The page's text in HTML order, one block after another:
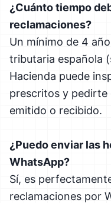
¿Cuánto tiempo
reclamaciones?
Un mínimo de 4
tributaria española
Hacienda puede
prescritos y pedirte
emitido o recibido.
¿Puedo enviar las
WhatsApp?
Sí, es
reclamaciones por